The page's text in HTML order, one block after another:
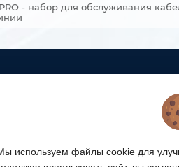
- набор для обслуживания
кабельных
кабелей связи
инженерной
используем файлы cookie для